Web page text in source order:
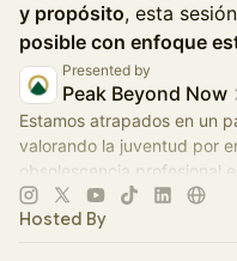
y propósito, esta
posible con enfoque
Presented by
Peak Beyond Now
Estamos atrapados en un
valorando la juventud por
obsolescencia profesional
Hosted By